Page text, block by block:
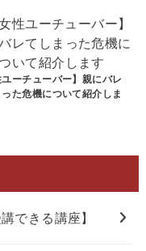
ユーチューバー】親にバレ
た危機について紹介しま
できる講座】